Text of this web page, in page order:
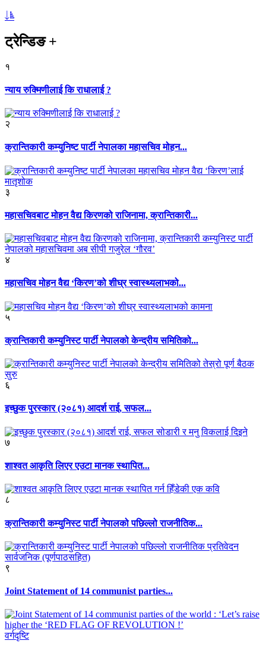
ट्रेन्डिङ+
१
न्याय रुक्मिणीलाई कि राधालाई ?
२
क्रान्तिकारी कम्युनिष्ट पार्टी नेपालका महासचिव मोहन...
३
महासचिवबाट मोहन वैद्य किरणको राजिनामा, क्रान्तिकारी...
४
महासचिव मोहन वैद्य ‘किरण’को शीघ्र स्वास्थ्यलाभको...
५
क्रान्तिकारी कम्युनिस्ट पार्टी नेपालको केन्द्रीय समितिको...
६
इच्छुक पुरस्कार (२०८१) आदर्श राई, सफल...
७
शाश्वत आकृति लिएर एउटा मानक स्थापित...
८
क्रान्तिकारी कम्युनिस्ट पार्टी नेपालको पछिल्लो राजनीतिक...
९
Joint Statement of 14 communist parties...
वर्गदृष्टि